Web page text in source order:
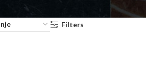
Filters